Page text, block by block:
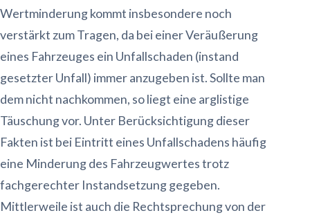
Wertminderung kommt insbesondere noch
verstärkt zum Tragen, da bei einer Veräußerung
eines Fahrzeuges ein Unfallschaden (instand
gesetzter Unfall) immer anzugeben ist. Sollte man
dem nicht nachkommen, so liegt eine arglistige
Täuschung vor. Unter Berücksichtigung dieser
Fakten ist bei Eintritt eines Unfallschadens häufig
eine Minderung des Fahrzeugwertes trotz
fachgerechter Instandsetzung gegeben.
Mittlerweile ist auch die Rechtsprechung von der